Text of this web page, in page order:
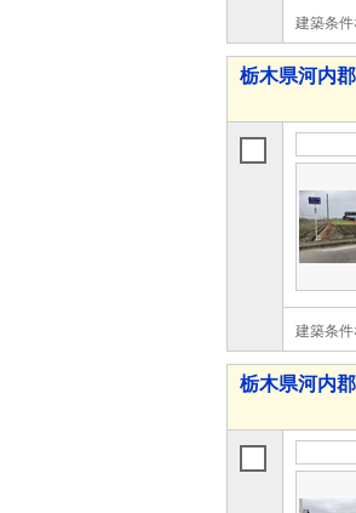
建築条件
栃木県河内
建築条件
栃木県河内